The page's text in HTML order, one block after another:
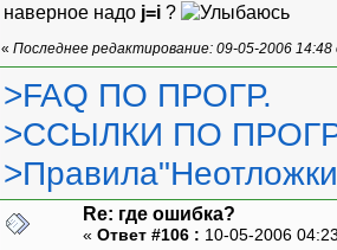
int **mass, i, j;
int ca;
mass=new int *[nrow];
for (i=0; i<nrow;
mass[i]=new
for (i=0; i<nrow; i++)
for (j=0; j<ncol;
mass[i][j]=random
наверное надо j=i ?
« Последнее редактирование: 09-05-2006
>FAQ ПО ПРОГР.
>ССЫЛКИ ПО
Re: где ошибка?
« Ответ #106 : 10-05-2006